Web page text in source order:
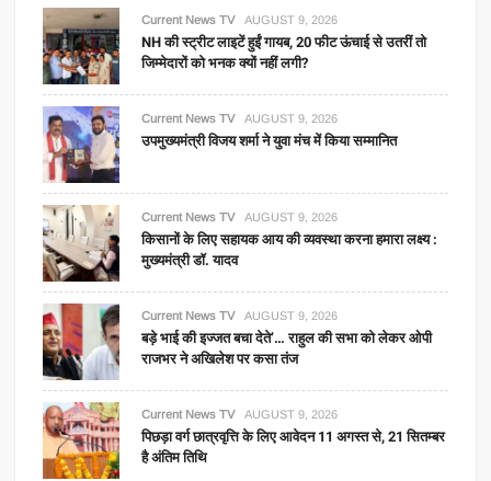
Current News TV AUGUST 9, 2026
NH की स्ट्रीट लाइटें हुईं गायब, 20 फीट ऊंचाई से उतरीं तो
जिम्मेदारों को भनक क्यों नहीं लगी?
Current News TV AUGUST 9, 2026
उपमुख्यमंत्री विजय शर्मा ने युवा मंच में किया सम्मानित
Current News TV AUGUST 9, 2026
किसानों के लिए सहायक आय की व्यवस्था करना हमारा लक्ष्य :
मुख्यमंत्री डॉ. यादव
Current News TV AUGUST 9, 2026
बड़े भाई की इज्जत बचा देते’… राहुल की सभा को लेकर ओपी
राजभर ने अखिलेश पर कसा तंज
Current News TV AUGUST 9, 2026
पिछड़ा वर्ग छात्रवृत्ति के लिए आवेदन 11 अगस्त से, 21 सितम्बर
है अंतिम तिथि